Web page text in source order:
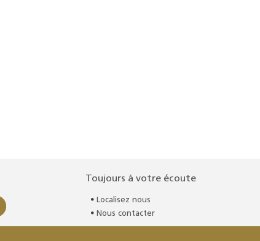
Toujours à votre écoute
Localisez nous
Nous contacter